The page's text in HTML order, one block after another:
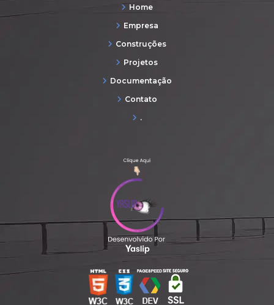
Home
Empresa
Construções
Projetos
Documentação
Contato
.